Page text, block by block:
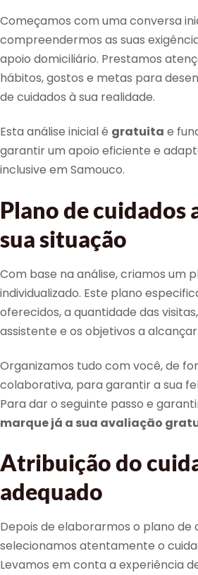
Começamos com uma conversa
compreendermos as suas
apoio domiciliário. Prestamos
hábitos, gostos e metas para
de cuidados à sua realidade.
Esta análise inicial é gratuita e
garantir um apoio eficiente e
inclusive em Samouco.
Plano de cuidados
sua situação
Com base na análise, criamos um
individualizado. Este plano
oferecidos, a quantidade das
assistente e os objetivos a alcançar.
Organizamos tudo com você, de
colaborativa, para garantir a sua
Para dar o seguinte passo e
marque já a sua avaliação
Atribuição do
adequado
Depois de elaborarmos o plano de
selecionamos atentamente o
Levamos em conta a experiência